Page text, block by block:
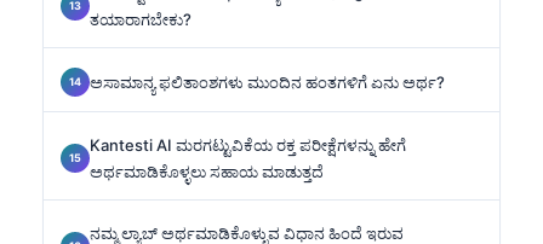
ತಯಾರಾಗಬೇಕು?
ಅಸಾಮಾನ್ಯ ಫಲಿತಾಂಶಗಳು ಮುಂದಿನ ಹಂತಗಳಿಗೆ ಏನು ಅರ್ಥ?
Kantesti AI ಮರಗಟ್ಟುವಿಕೆಯ ರಕ್ತ ಪರೀಕ್ಷೆಗಳನ್ನು ಹೇಗೆ
ಅರ್ಥಮಾಡಿಕೊಳ್ಳಲು ಸಹಾಯ ಮಾಡುತ್ತದೆ
ನಮ್ಮ ಲ್ಯಾಬ್ ಅರ್ಥಮಾಡಿಕೊಳ್ಳುವ ವಿಧಾನ ಹಿಂದೆ ಇರುವ